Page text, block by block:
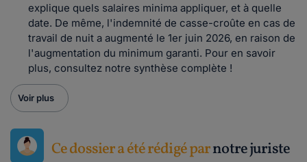
explique quels salaires minima appliquer, et à quelle
date. De même, l'indemnité de casse-croûte en cas de
travail de nuit a augmenté le 1er juin 2026, en raison de
l'augmentation du minimum garanti. Pour en savoir
plus, consultez notre synthèse complète !
Voir plus
Ce dossier a été rédigé parnotre juriste